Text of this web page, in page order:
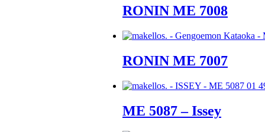
RONIN ME 7008
RONIN ME 7007
ME 5087 – Issey